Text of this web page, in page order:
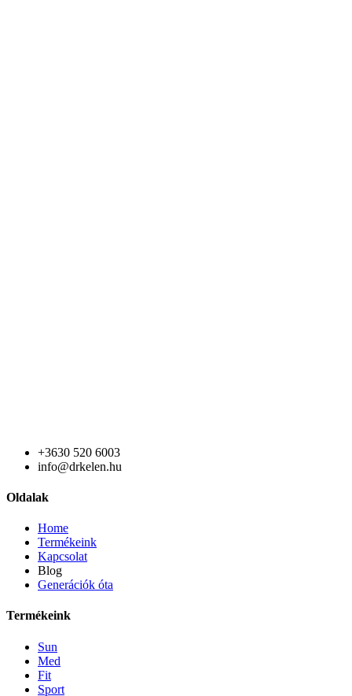
+3630 520 6003
info@drkelen.hu
Oldalak
Home
Termékeink
Kapcsolat
Blog
Generációk óta
Termékeink
Sun
Med
Fit
Sport